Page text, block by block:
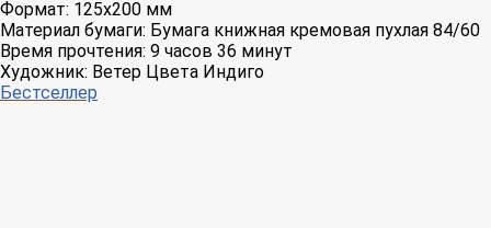
Формат: 125x200 мм
Материал бумаги: Бумага книжная кремовая пухлая 84/60
Время прочтения: 9 часов 36 минут
Художник: Ветер Цвета Индиго
Бестселлер